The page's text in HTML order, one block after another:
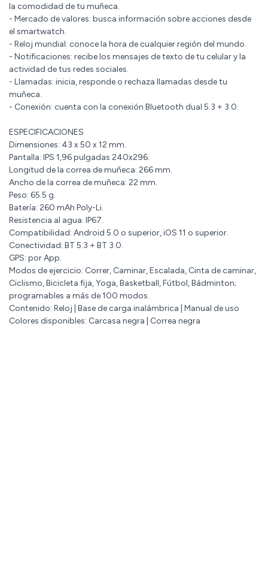
la comodidad de tu muñeca.
- Mercado de valores: busca información sobre acciones desde
el smartwatch.
- Reloj mundial: conoce la hora de cualquier región del mundo.
- Notificaciones: recibe los mensajes de texto de tu celular y la
actividad de tus redes sociales.
- Llamadas: inicia, responde o rechaza llamadas desde tu
muñeca.
- Conexión: cuenta con la conexión Bluetooth dual 5.3 + 3.0.
ESPECIFICACIONES
Dimensiones: 43 x 50 x 12 mm.
Pantalla: IPS 1,96 pulgadas 240x296.
Longitud de la correa de muñeca: 266 mm.
Ancho de la correa de muñeca: 22 mm.
Peso: 65.5 g.
Batería: 260 mAh Poly-Li.
Resistencia al agua: IP67.
Compatibilidad: Android 5.0 o superior, iOS 11 o superior.
Conectividad: BT 5.3 + BT 3.0.
GPS: por App.
Modos de ejercicio: Correr, Caminar, Escalada, Cinta de caminar,
Ciclismo, Bicicleta fija, Yoga, Basketball, Fútbol, Bádminton;
programables a más de 100 modos.
Contenido: Reloj | Base de carga inalámbrica | Manual de uso
Colores disponibles: Carcasa negra | Correa negra